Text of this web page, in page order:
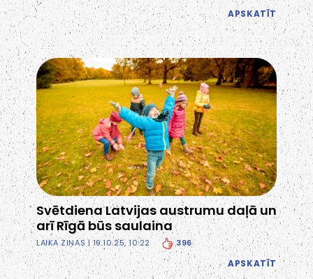
APSKATĪT
Svētdiena Latvijas austrumu daļā un
arī Rīgā būs saulaina
LAIKA ZIŅAS| 19.10.25, 10:22 396
APSKATĪT